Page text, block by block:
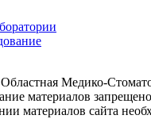
Медико-
материалов
материалов сайта